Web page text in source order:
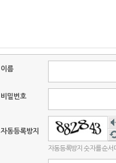
이름
비밀번호
자동등록방지
음
고
자동등록방지 숫자를 순서